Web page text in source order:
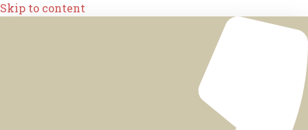
Skip to content